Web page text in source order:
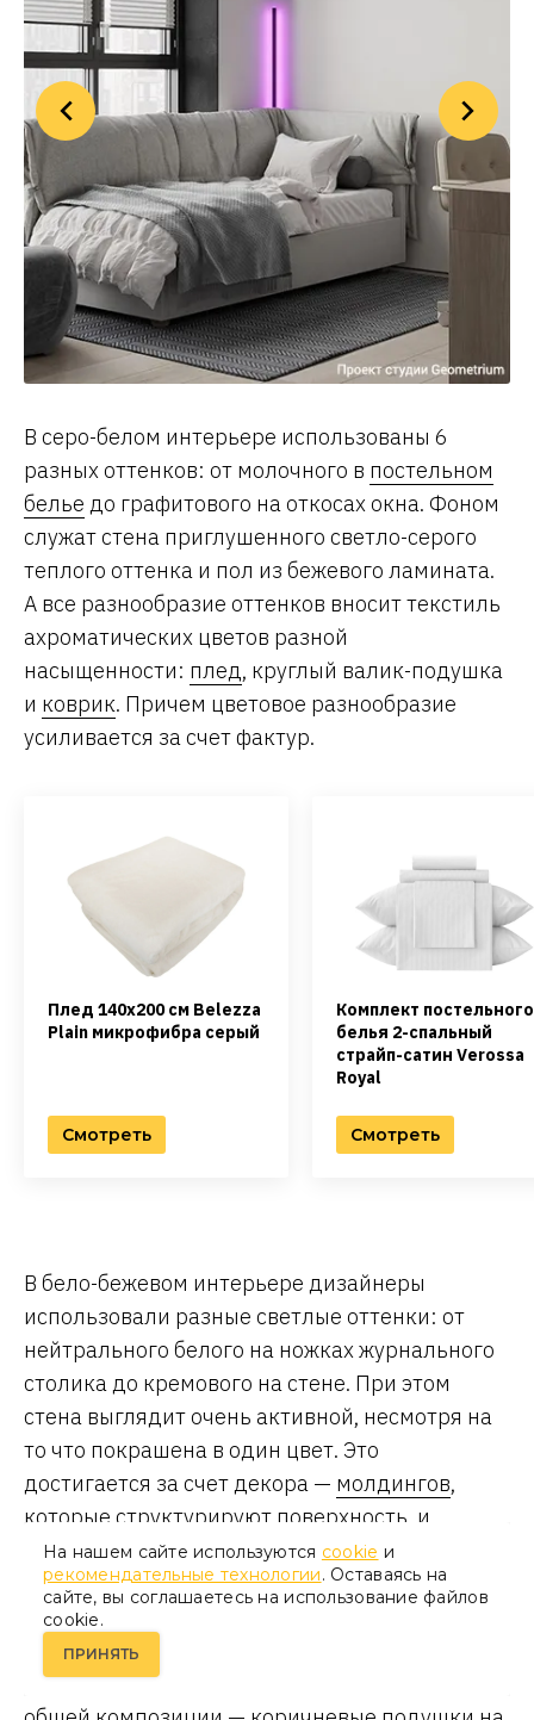
В серо-белом интерьере использованы 6
разных оттенков: от молочного в постельном
белье до графитового на откосах окна. Фоном
служат стена приглушенного светло-серого
теплого оттенка и пол из бежевого ламината.
А все разнообразие оттенков вносит текстиль
ахроматических цветов разной
насыщенности: плед, круглый валик-подушка
и коврик. Причем цветовое разнообразие
усиливается за счет фактур.
Плед 140х200 см Belezza
Plain микрофибра серый
Смотреть
Комплект постельного
белья 2-спальный
страйп-сатин Verossa
Royal
Смотреть
В бело-бежевом интерьере дизайнеры
использовали разные светлые оттенки: от
нейтрального белого на ножках журнального
столика до кремового на стене. При этом
стена выглядит очень активной, несмотря на
то что покрашена в один цвет. Это
достигается за счет декора — молдингов,
которые структурируют поверхность, и
вертикальной подсветкисветодиодной
лентой, которая ритмично повторяет
вертикали. Чтобы разнообразить почти
монохромный интерьер, понадобилась пара
маленьких контрастных предметов в тон
На нашем сайте используются cookie и
рекомендательные технологии. Оставаясь на
сайте, вы соглашаетесь на использование файлов
cookie.
ПРИНЯТЬ